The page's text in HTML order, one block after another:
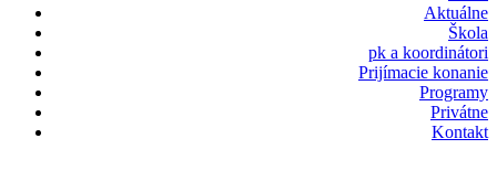
Aktuálne
Škola
pk a koordinátori
Prijímacie konanie
Programy
Privátne
Kontakt